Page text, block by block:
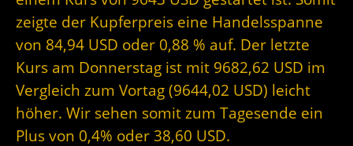
zeigte der Kupferpreis eine Handelsspanne
von 84,94 USD oder 0,88 % auf. Der letzte
Kurs am Donnerstag ist mit 9682,62 USD im
Vergleich zum Vortag (9644,02 USD) leicht
höher. Wir sehen somit zum Tagesende ein
Plus von 0,4% oder 38,60 USD.